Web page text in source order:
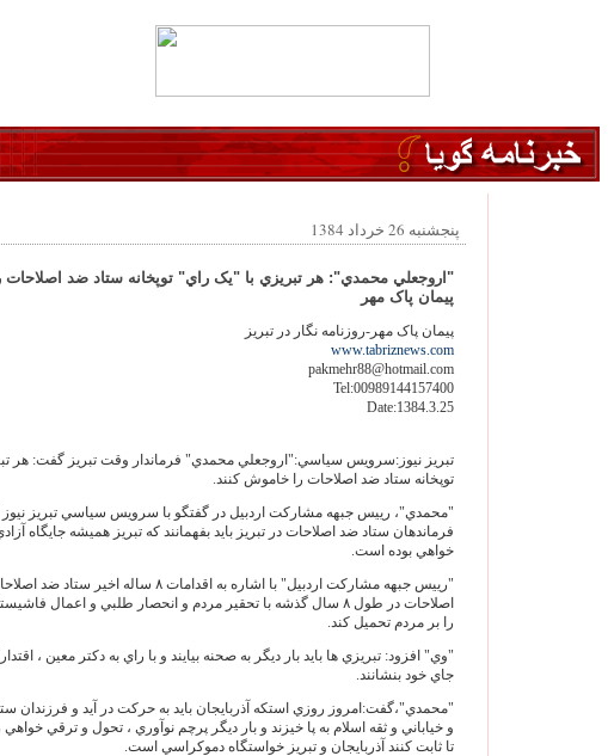
پنجشنبه 26 خرداد 1384
"اروجعلي محمدي": هر تبريزي با "يک راي" توپخانه ستاد ضد اصلاحات
پيمان پاک مهر
پيمان پاک مهر-روزنامه نگار در تبريز
www.tabriznews.com
pakmehr88@hotmail.com
Tel:00989144157400
Date:1384.3.25
تبريز نيوز:سرويس سياسي:"اروجعلي محمدي" فرماندار وقت تبريز گفت: هر
توپخانه ستاد ضد اصلاحات را خاموش کنند.
"محمدي"، رييس جبهه مشارکت اردبيل در گفتگو با سرويس سياسي تبريز نيوز
فرماندهان ستاد ضد اصلاحات در تبريز بايد بفهمانند که تبريز هميشه جايگاه
خواهي بوده است.
"رييس جبهه مشارکت اردبيل" با اشاره به اقدامات ۸
اصلاحات در طول ۸ سال گذشه با تحقير مردم و انحصار طلبي و اعمال
را بر مردم تحميل کند.
"وي" افزود: تبريزي ها بايد بار ديگر به صحنه بيايند و با راي به دکتر معين ،
جاي خود بنشانند.
"محمدي"،گفت:امروز روزي استکه آذربايجان بايد به حرکت در آيد و فرزندان
و خياباني و ثقه اسلام به پا خيزند و بار ديگر پرچم نوآوري ، تحول و ترقي
تا ثابت کنند آذربايجان و تبريز خواستگاه دموکراسي است.